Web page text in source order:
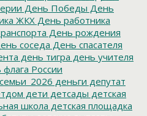
День Победы День
ЖКХ День работника
День рождения
соседа День спасателя
день тигра день учителя
России
деньги депутат
дети детсады детская
школа детская площадка